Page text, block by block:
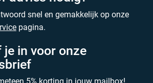
snel en gemakkelijk op onze
pagina.
je in voor onze